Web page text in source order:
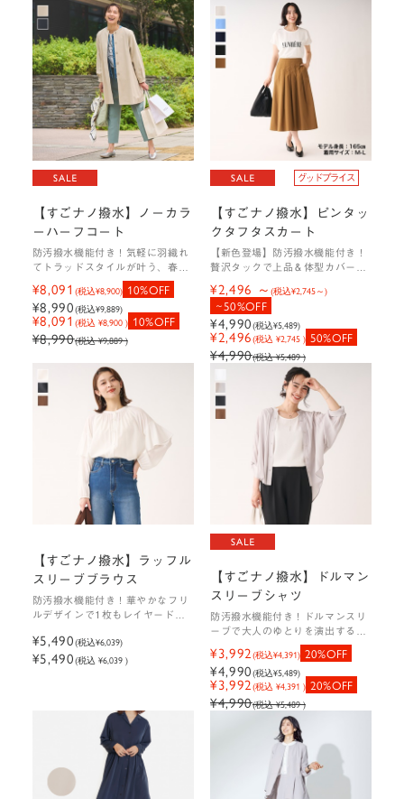
【すごナノ撥水】ノーカラ
ーハーフコート
防汚撥水機能付き！気軽に羽織れ
てトラッドスタイルが叶う、春コ
¥8,091 (税込¥8,900) 10%OFF
¥8,990(税込¥9,889)
¥8,091 (税込 ¥8,900 ) 10%OFF
¥8,990(税込 ¥9,889 )
【すごナノ撥水】ピンタッ
クタフタスカート
【新色登場】防汚撥水機能付き！
贅沢タックで上品＆体型カバーを
¥2,496 (税込¥2,745 )
50%OFF
¥4,990(税込¥5,489)
¥2,496(税込 ¥2,745 ) 50%OFF
¥4,990(税込 ¥5,489 )
【すごナノ撥水】ラッフル
スリーブブラウス
防汚撥水機能付き！華やかなフリ
ルデザインで1枚もレイヤードに
¥5,490(税込¥6,039)
¥5,490(税込 ¥6,039 )
【すごナノ撥水】ドルマン
スリーブシャツ
防汚撥水機能付き！ドルマンスリ
ーブで大人のゆとりを演出する上
¥3,992(税込¥4,391) 20%OFF
¥4,990(税込¥5,489)
¥3,992(税込 ¥4,391 ) 20%OFF
¥4,990(税込 ¥5,489 )